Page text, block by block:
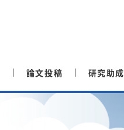
論文投稿 研究助成